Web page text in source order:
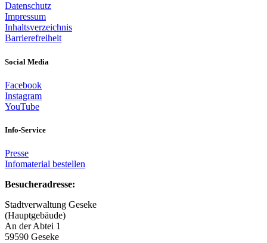
Datenschutz
Impressum
Inhaltsverzeichnis
Barrierefreiheit
Social Media
Facebook
Instagram
YouTube
Info-Service
Presse
Infomaterial bestellen
Besucheradresse:
Stadtverwaltung Geseke
(Hauptgebäude)
An der Abtei 1
59590 Geseke